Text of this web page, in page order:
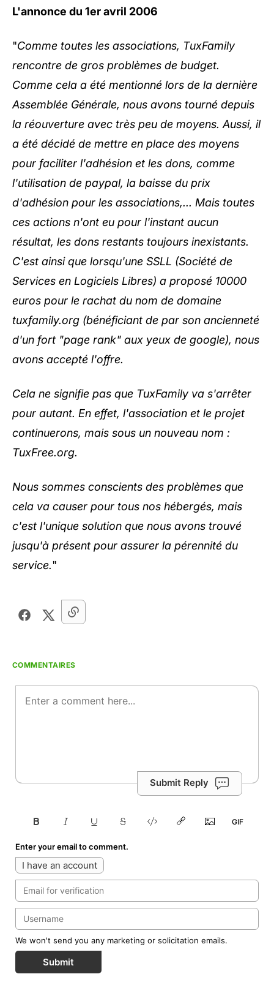
L'annonce du 1er avril 2006
"Comme toutes les associations, TuxFamily
rencontre de gros problèmes de budget.
Comme cela a été mentionné lors de la dernière
Assemblée Générale, nous avons tourné depuis
la réouverture avec très peu de moyens. Aussi, il
a été décidé de mettre en place des moyens
pour faciliter l'adhésion et les dons, comme
l'utilisation de paypal, la baisse du prix
d'adhésion pour les associations,... Mais toutes
ces actions n'ont eu pour l'instant aucun
résultat, les dons restants toujours inexistants.
C'est ainsi que lorsqu'une SSLL (Société de
Services en Logiciels Libres) a proposé 10000
euros pour le rachat du nom de domaine
tuxfamily.org (bénéficiant de par son ancienneté
d'un fort "page rank" aux yeux de google), nous
avons accepté l'offre.
Cela ne signifie pas que TuxFamily va s'arrêter
pour autant. En effet, l'association et le projet
continuerons, mais sous un nouveau nom :
TuxFree.org.
Nous sommes conscients des problèmes que
cela va causer pour tous nos hébergés, mais
c'est l'unique solution que nous avons trouvé
jusqu'à présent pour assurer la pérennité du
service."
COMMENTAIRES
Submit Reply
Enter your email to comment.
I have an account
We won't send you any marketing or solicitation emails.
Submit